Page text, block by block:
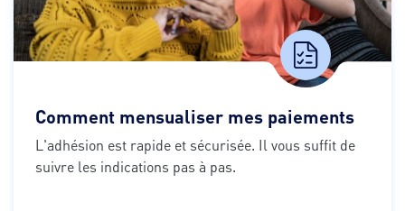
Comment mensualiser mes paiements
L'adhésion est rapide et sécurisée. Il vous suffit de
suivre les indications pas à pas.